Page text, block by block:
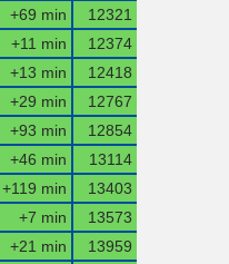
+69 min
12321
+11 min
12374
+13 min
12418
+29 min
12767
+93 min
12854
+46 min
13114
+119 min
13403
+7 min
13573
+21 min
13959